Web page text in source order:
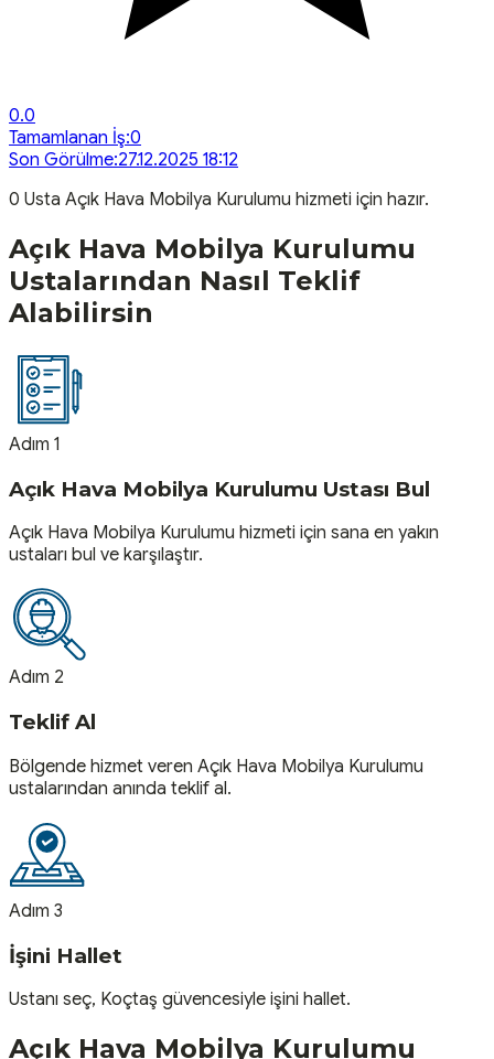
0.0
Tamamlanan İş:0
Son Görülme:27.12.2025 18:12
0 Usta Açık Hava Mobilya Kurulumu hizmeti için hazır.
Açık Hava Mobilya Kurulumu
Ustalarından Nasıl Teklif
Alabilirsin
Adım 1
Açık Hava Mobilya Kurulumu Ustası Bul
Açık Hava Mobilya Kurulumu hizmeti için sana en yakın
ustaları bul ve karşılaştır.
Adım 2
Teklif Al
Bölgende hizmet veren Açık Hava Mobilya Kurulumu
ustalarından anında teklif al.
Adım 3
İşini Hallet
Ustanı seç, Koçtaş güvencesiyle işini hallet.
Açık Hava Mobilya Kurulumu